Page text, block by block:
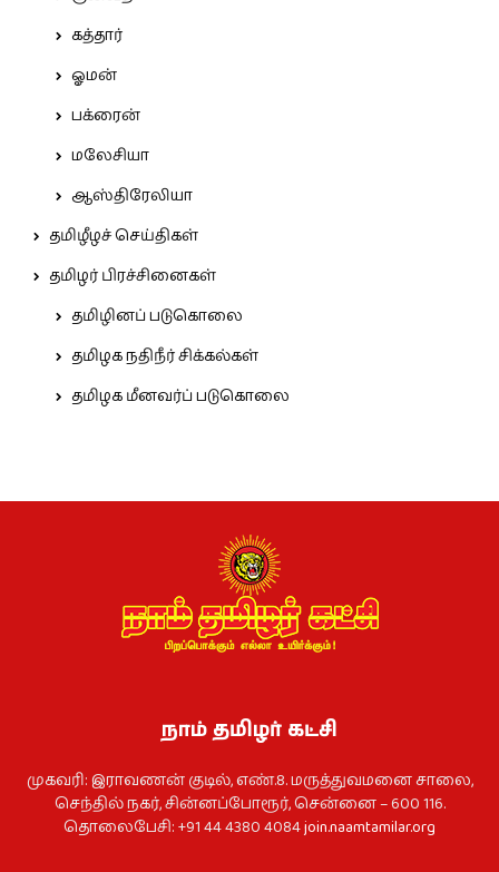
கத்தார்
ஓமன்
பக்ரைன்
மலேசியா
ஆஸ்திரேலியா
தமிழீழச் செய்திகள்
தமிழர் பிரச்சினைகள்
தமிழினப் படுகொலை
தமிழக நதிநீர் சிக்கல்கள்
தமிழக மீனவர்ப் படுகொலை
நாம் தமிழர் கட்சி
முகவரி: இராவணன் குடில், எண்.8. மருத்துவமனை சாலை,
செந்தில் நகர், சின்னப்போரூர், சென்னை – 600 116.
தொலைபேசி: +91 44 4380 4084join.naamtamilar.org